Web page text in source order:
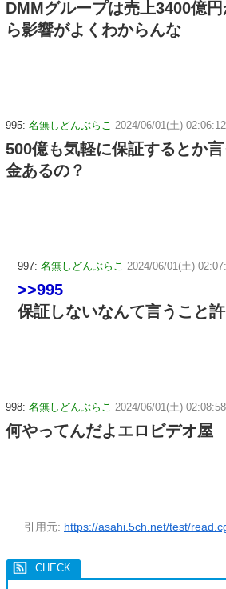
DMMグループは売上3400億
ら影響がよくわからんな
995: 名無しどんぶらこ 2024/06/01(土)
500億も気軽に保証するとか
金あるの？
997: 名無しどんぶらこ 2024/06/01(土)
>>995
保証しないなんて言うこと
998: 名無しどんぶらこ 2024/06/01(土)
何やってんだよエロビデオ屋
引用元: https://asahi.5ch.net/test/